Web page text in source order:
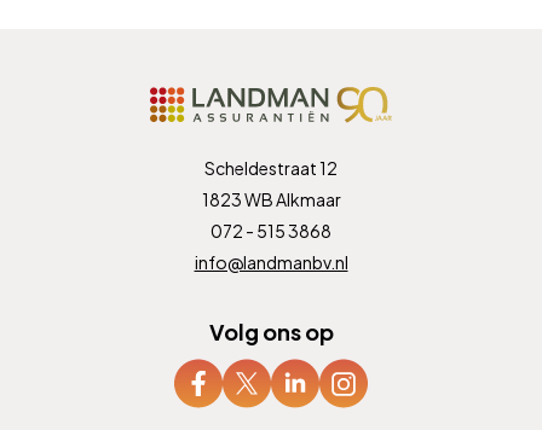
Scheldestraat 12
1823 WB Alkmaar
072 - 515 3868
info@landmanbv.nl
Volg ons op